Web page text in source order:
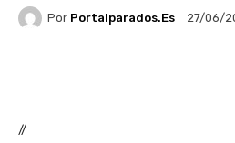
Por Portalparados.es 27/06/
//